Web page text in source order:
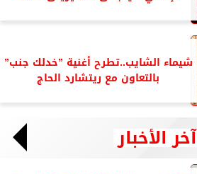
شيماء الشايب..تطرح أغنية ”خدلك جنب”
بالتعاون مع ريتشارد الحاج
آخر الأخبار